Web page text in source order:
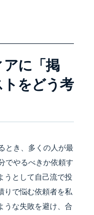
に「掲
をどう考
とき、多くの人が最
でやるべきか依頼す
うとして自己流で投
りで悩む依頼者を私
うな失敗を避け、合